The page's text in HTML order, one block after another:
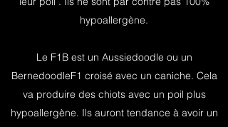
hypoallergène.
Le F1B est un Aussiedoodle ou un
BernedoodleF1 croisé avec un caniche. Cela
va produire des chiots avec un poil plus
hypoallergène. Ils auront tendance à avoir un